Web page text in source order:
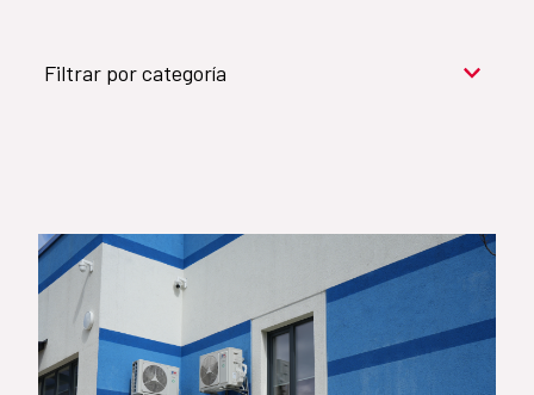
Filtrar por categoría
Objetivos de Desarrollo Sostenible (524)
Género (500)
AMÉRICA LATINA Y CARIBE (490)
España (486)